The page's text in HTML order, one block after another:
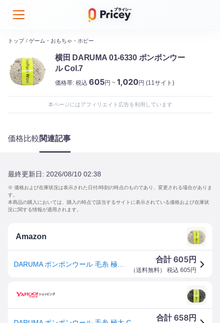
トップ / ゲーム・おもちゃ・ホビー
横田 DARUMA 01-6330 ポンポンウー
ル Col.7
価格帯: 税込 605円 ~ 1,020円 (11サイト)
本ページにはアフィリエイト広告を利用しています
価格比較関連記事
最終更新日: 2026/08/10 02:38
※ 価格および在庫状況は表示された日付/時刻の時点のものであり、変更される場合がありま
す。
本商品の購入においては、購入の時点で該当するサイトに表示されている価格および在庫状
況に関する情報が適用されます。
Amazon
合計605円
（送料無料） 税込 605 円
合計658円